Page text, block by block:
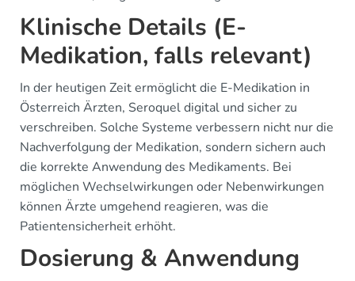
Klinische Details (E-
Medikation, falls relevant)
In der heutigen Zeit ermöglicht die E-Medikation in
Österreich Ärzten, Seroquel digital und sicher zu
verschreiben. Solche Systeme verbessern nicht nur die
Nachverfolgung der Medikation, sondern sichern auch
die korrekte Anwendung des Medikaments. Bei
möglichen Wechselwirkungen oder Nebenwirkungen
können Ärzte umgehend reagieren, was die
Patientensicherheit erhöht.
Dosierung & Anwendung